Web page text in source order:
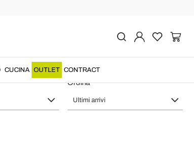
CUCINA OUTLET CONTRACT
Italy Viadurini Lighting
Ordina
Ultimi arrivi